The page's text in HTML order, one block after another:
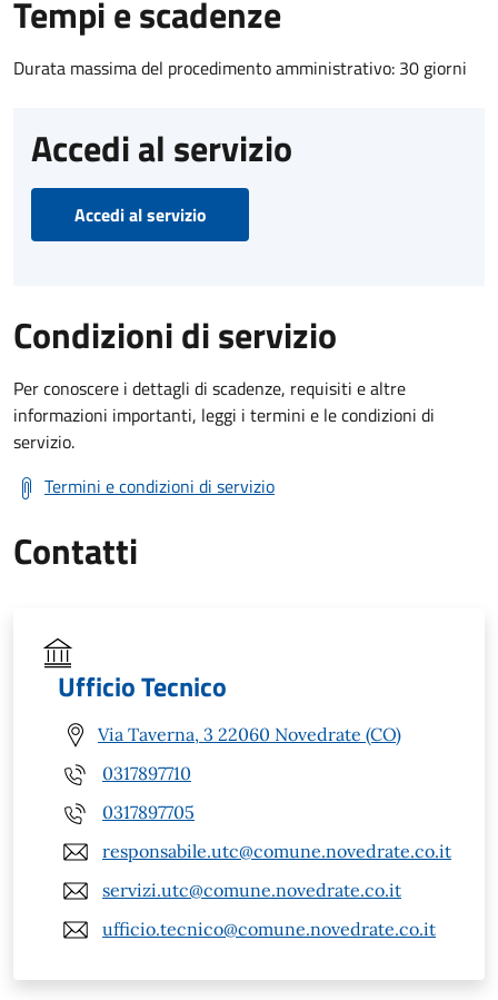
Tempi e scadenze
Durata massima del procedimento amministrativo: 30 giorni
Accedi al servizio
Accedi al servizio
Condizioni di servizio
Per conoscere i dettagli di scadenze, requisiti e altre
informazioni importanti, leggi i termini e le condizioni di
servizio.
Termini e condizioni di servizio
Contatti
Ufficio Tecnico
Via Taverna, 3 22060 Novedrate (CO)
0317897710
0317897705
responsabile.utc@comune.novedrate.co.it
servizi.utc@comune.novedrate.co.it
ufficio.tecnico@comune.novedrate.co.it